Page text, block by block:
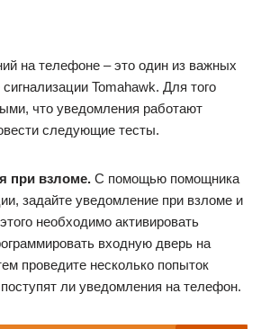
на телефоне – это один из важных
Tomahawk. Для того
что уведомления работают
следующие тесты.
при взломе. С помощью помощника
задайте уведомление при взломе и
необходимо активировать
входную дверь на
проведите несколько попыток
ли уведомления на телефон.